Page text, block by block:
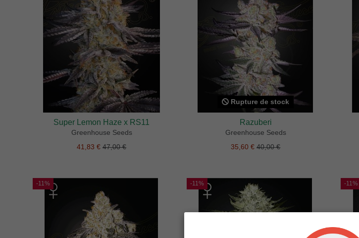
Super Lemon Haze x RS11
Greenhouse Seeds
41,83 €47,00 €
Rupture de stock
Razuberi
Greenhouse Seeds
35,60 €40,00 €
-11% -11% -11%